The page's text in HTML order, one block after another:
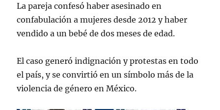
La pareja confesó haber asesinado en
confabulación a mujeres desde 2012 y haber
vendido a un bebé de dos meses de edad.
El caso generó indignación y protestas en todo
el país, y se convirtió en un símbolo más de la
violencia de género en México.